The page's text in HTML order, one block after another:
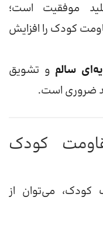
موفقیت است؛
کودک را افزایش
سالم و تشویق
ضروری است.
کودک
می‌توان از